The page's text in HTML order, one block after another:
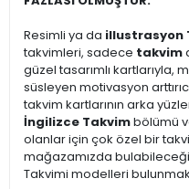
Resimli ya da illustrasyon
takvimleri, sadece takvim
güzel tasarımlı kartlarıyla,
süsleyen motivasyon
takvim kartlarının arka
İngilizce Takvimbölümü
olanlar için çok özel bir
mağazamızda
Takvimi modelleri